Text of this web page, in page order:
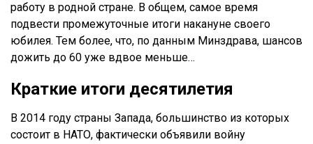
работу в родной стране. В общем, самое время
подвести промежуточные итоги накануне своего
юбилея. Тем более, что, по данным Минздрава, шансов
дожить до 60 уже вдвое меньше…
Краткие итоги десятилетия
В 2014 году страны Запада, большинство из которых
состоит в НАТО, фактически объявили войну